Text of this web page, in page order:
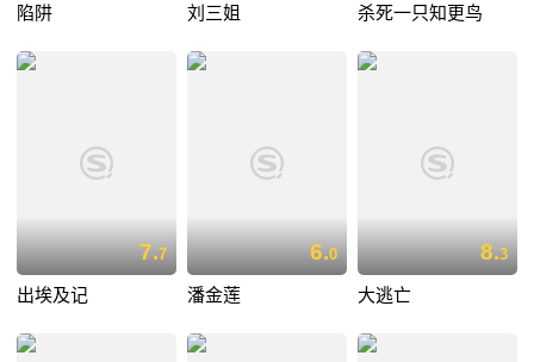
陷阱 刘三姐 杀死一只知更鸟
7.7
出埃及记
6.0
潘金莲
8.3
大逃亡